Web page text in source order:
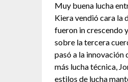
Muy buena lucha
Kiera vendió cara la
fueron in crescendo
sobre la tercera
pasó a la innovación
más lucha técnica,
estilos de lucha